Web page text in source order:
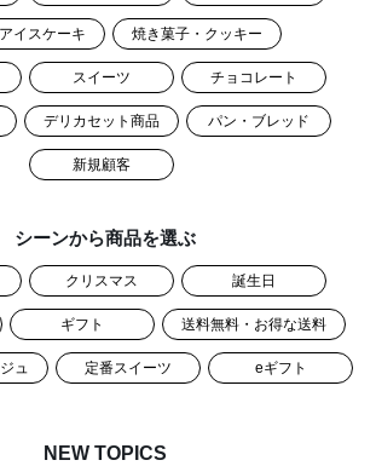
イスケーキ 焼き菓子・クッキー
スイーツ チョコレート
デリカセット商品 パン・ブレッド
新規顧客
シーンから商品を選ぶ
クリスマス 誕生日
ギフト 送料無料・お得な送料
ュ 定番スイーツ eギフト
NEW TOPICS